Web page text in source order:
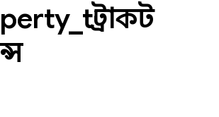
_ t স্ট্রাকট